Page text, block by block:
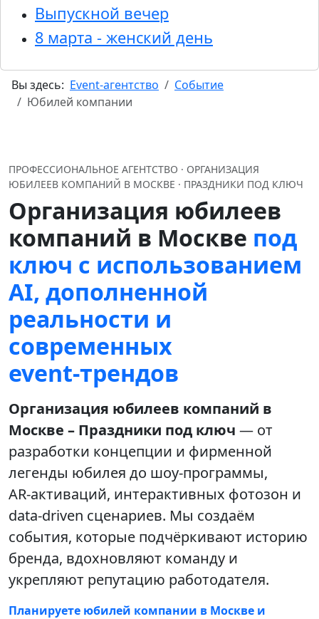
Выпускной вечер
8 марта - женский день
Вы здесь: Event-агентство
Событие
Юбилей компании
ПРОФЕССИОНАЛЬНОЕ АГЕНТСТВО · ОРГАНИЗАЦИЯ
ЮБИЛЕЕВ КОМПАНИЙ В МОСКВЕ · ПРАЗДНИКИ ПОД КЛЮЧ
Организация юбилеев
компаний в Москве под
ключ с использованием
AI, дополненной
реальности и
современных
event‑трендов
Организация юбилеев компаний в
Москве – Праздники под ключ — от
разработки концепции и фирменной
легенды юбилея до шоу‑программы,
AR‑активаций, интерактивных фотозон и
data‑driven сценариев. Мы создаём
события, которые подчёркивают историю
бренда, вдохновляют команду и
укрепляют репутацию работодателя.
Планируете юбилей компании в Москве и